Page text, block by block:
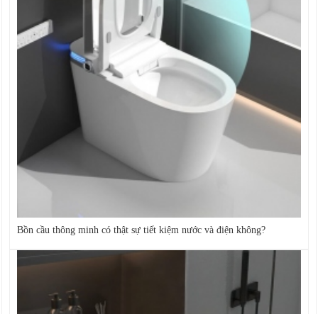
Bồn cầu thông minh có thật sự tiết kiệm nước và điện không?